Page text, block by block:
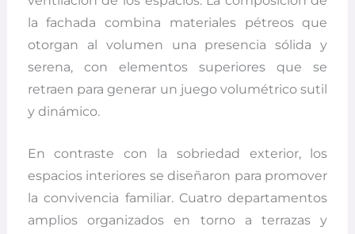
la fachada combina materiales pétreos que
otorgan al volumen una presencia sólida y
serena, con elementos superiores que se
retraen para generar un juego volumétrico sutil
y dinámico.
En contraste con la sobriedad exterior, los
espacios interiores se diseñaron para promover
la convivencia familiar. Cuatro departamentos
amplios organizados en torno a terrazas y